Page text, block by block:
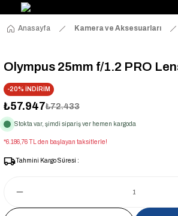
Anasayfa Kamera ve Aksesuarları
Olympus 25mm f/1.2 PRO
-20% İNDİRİM
₺57.947₺72.433
Stokta var, şimdi sipariş ver hemen kargoda
*6.186,76 TL den başlayan taksitlerle!
Tahmini Kargo Süresi :